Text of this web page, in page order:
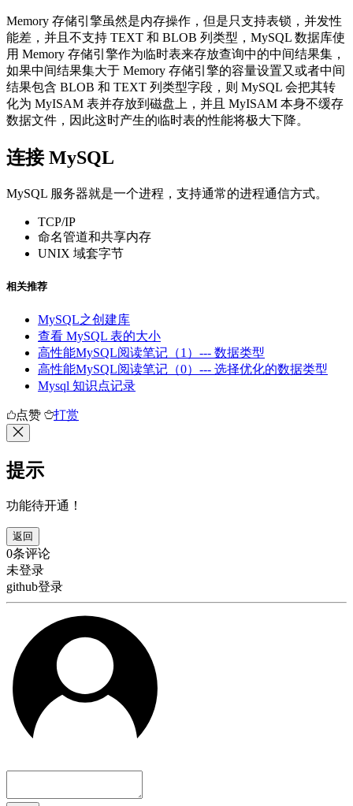
Memory 存储引擎虽然是内存操作，但是只支持表锁，并发性
能差，并且不支持 TEXT 和 BLOB 列类型，MySQL 数据库使
用 Memory 存储引擎作为临时表来存放查询中的中间结果集，
如果中间结果集大于 Memory 存储引擎的容量设置又或者中间
结果包含 BLOB 和 TEXT 列类型字段，则 MySQL 会把其转
化为 MyISAM 表并存放到磁盘上，并且 MyISAM 本身不缓存
数据文件，因此这时产生的临时表的性能将极大下降。
连接 MySQL
MySQL 服务器就是一个进程，支持通常的进程通信方式。
TCP/IP
命名管道和共享内存
UNIX 域套字节
相关推荐
MySQL之创建库
查看 MySQL 表的大小
高性能MySQL阅读笔记（1）--- 数据类型
高性能MySQL阅读笔记（0）--- 选择优化的数据类型
Mysql 知识点记录
点赞 打赏
提示
功能待开通！
返回
0条评论
未登录
github登录